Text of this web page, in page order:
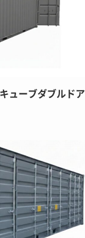
ューブダブルドア